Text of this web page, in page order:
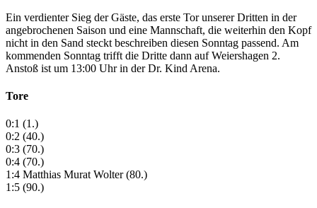
Ein verdienter Sieg der Gäste, das erste Tor unserer Dritten in der
angebrochenen Saison und eine Mannschaft, die weiterhin den Kopf
nicht in den Sand steckt beschreiben diesen Sonntag passend. Am
kommenden Sonntag trifft die Dritte dann auf Weiershagen 2.
Anstoß ist um 13:00 Uhr in der Dr. Kind Arena.
Tore
0:1 (1.)
0:2 (40.)
0:3 (70.)
0:4 (70.)
1:4 Matthias Murat Wolter (80.)
1:5 (90.)